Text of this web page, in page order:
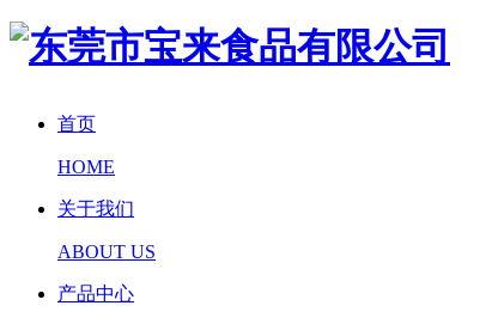
首页
HOME
关于我们
ABOUT US
产品中心